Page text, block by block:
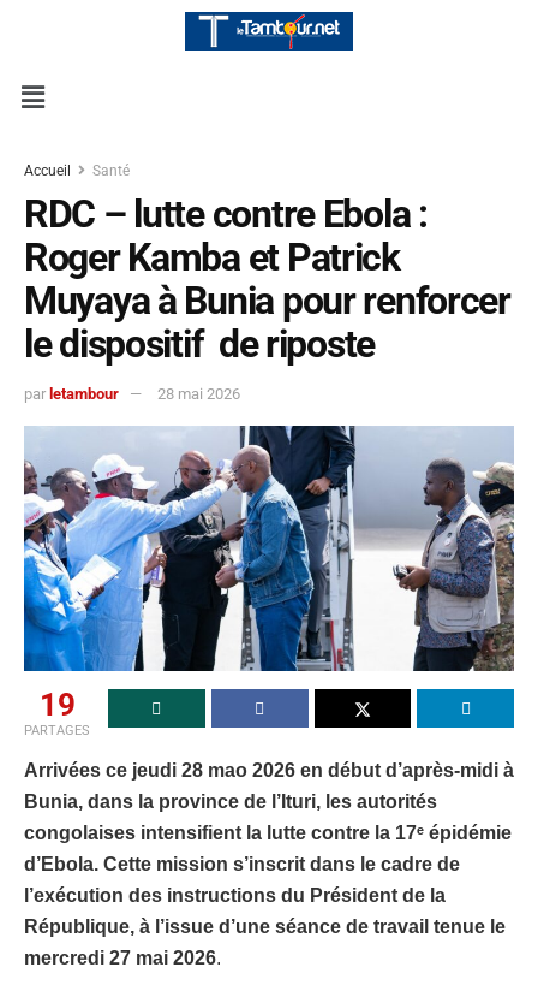
Accueil Santé
RDC – lutte contre Ebola :
Roger Kamba et Patrick
Muyaya à Bunia pour renforcer
le dispositif de riposte
par letambour 28 mai 2026
19
PARTAGES
Arrivées ce jeudi 28 mao 2026 en début d’après-midi à
Bunia, dans la province de l’Ituri, les autorités
congolaises intensifient la lutte contre la 17ᵉ épidémie
d’Ebola. Cette mission s’inscrit dans le cadre de
l’exécution des instructions du Président de la
République, à l’issue d’une séance de travail tenue le
mercredi 27 mai 2026.